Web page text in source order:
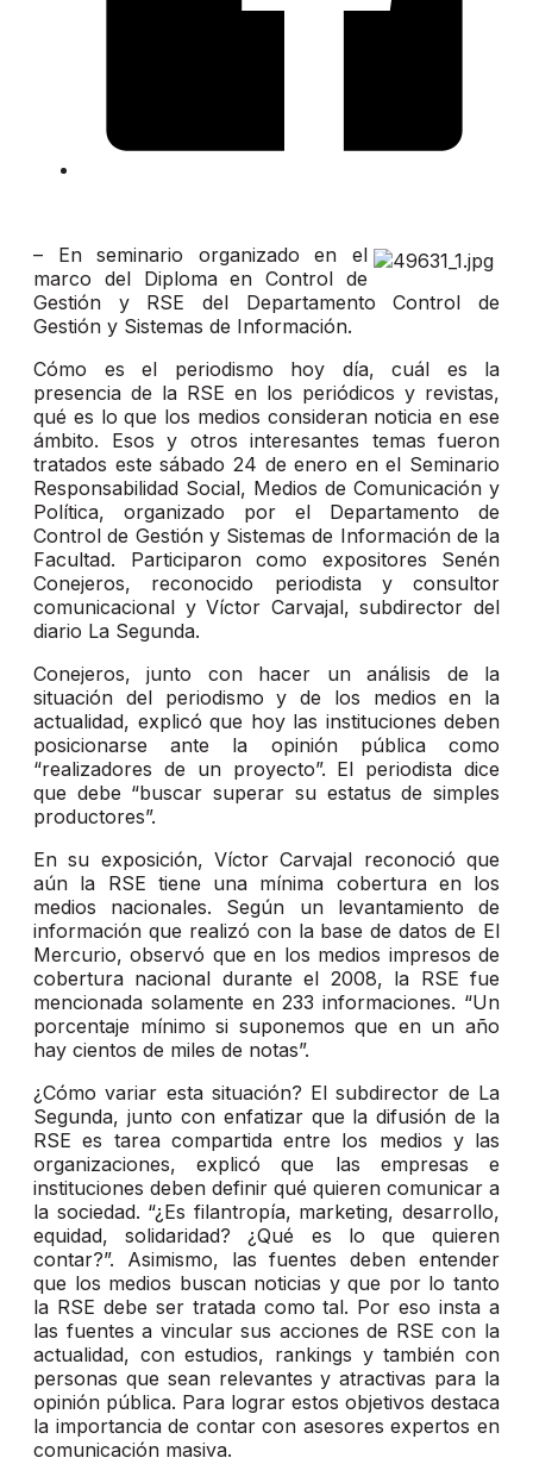
– En seminario organizado en el
marco del Diploma en Control de
Gestión y RSE del Departamento Control de
Gestión y Sistemas de Información.
Cómo es el periodismo hoy día, cuál es la
presencia de la RSE en los periódicos y revistas,
qué es lo que los medios consideran noticia en ese
ámbito. Esos y otros interesantes temas fueron
tratados este sábado 24 de enero en el Seminario
Responsabilidad Social, Medios de Comunicación y
Política, organizado por el Departamento de
Control de Gestión y Sistemas de Información de la
Facultad. Participaron como expositores Senén
Conejeros, reconocido periodista y consultor
comunicacional y Víctor Carvajal, subdirector del
diario La Segunda.
Conejeros, junto con hacer un análisis de la
situación del periodismo y de los medios en la
actualidad, explicó que hoy las instituciones deben
posicionarse ante la opinión pública como
“realizadores de un proyecto”. El periodista dice
que debe “buscar superar su estatus de simples
productores”.
En su exposición, Víctor Carvajal reconoció que
aún la RSE tiene una mínima cobertura en los
medios nacionales. Según un levantamiento de
información que realizó con la base de datos de El
Mercurio, observó que en los medios impresos de
cobertura nacional durante el 2008, la RSE fue
mencionada solamente en 233 informaciones. “Un
porcentaje mínimo si suponemos que en un año
hay cientos de miles de notas”.
¿Cómo variar esta situación? El subdirector de La
Segunda, junto con enfatizar que la difusión de la
RSE es tarea compartida entre los medios y las
organizaciones, explicó que las empresas e
instituciones deben definir qué quieren comunicar a
la sociedad. “¿Es filantropía, marketing, desarrollo,
equidad, solidaridad? ¿Qué es lo que quieren
contar?”. Asimismo, las fuentes deben entender
que los medios buscan noticias y que por lo tanto
la RSE debe ser tratada como tal. Por eso insta a
las fuentes a vincular sus acciones de RSE con la
actualidad, con estudios, rankings y también con
personas que sean relevantes y atractivas para la
opinión pública. Para lograr estos objetivos destaca
la importancia de contar con asesores expertos en
comunicación masiva.